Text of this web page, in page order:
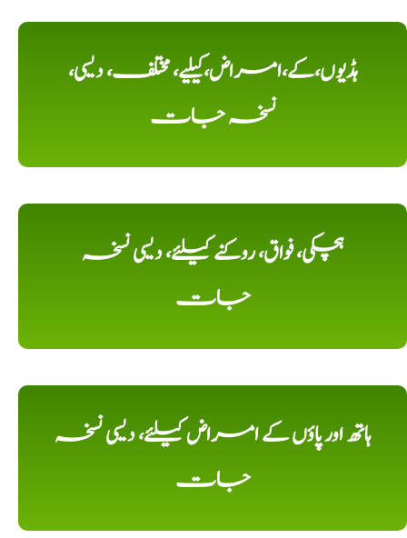
ہڈیوں،کے،امراض،کیلیے، مختلف، دیسی،
نسخہ جات
ہچکی، فواق، روکنے کیلئے، دیسی نسخہ
جات
ہاتھ اور پاؤں کے امراض کیلئے، دیسی نسخہ
جات